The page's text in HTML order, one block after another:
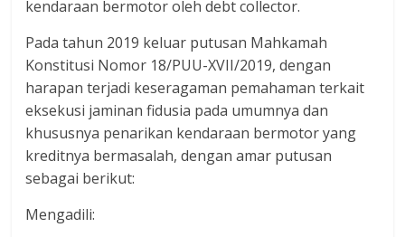
kendaraan bermotor oleh debt collector.
Pada tahun 2019 keluar putusan Mahkamah
Konstitusi Nomor 18/PUU-XVII/2019, dengan
harapan terjadi keseragaman pemahaman terkait
eksekusi jaminan fidusia pada umumnya dan
khususnya penarikan kendaraan bermotor yang
kreditnya bermasalah, dengan amar putusan
sebagai berikut:
Mengadili: